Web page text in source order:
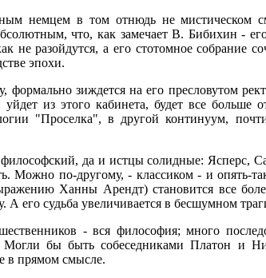
немцем в том отнюдь не мистическом
что, как замечает В. Бибихин -
не разойдутся, а его стотомное собрание
эпохи.
зиждется на его пресловутом
из этого кабинета, будет все больше
"Проселка", в другой континуум,
да и истцы солидные: Ясперс,
Можно по-другому, - классиком - и опять-
Ханны Арендт) становится все
А его судьба увеличивается в бесшумном
- вся философия; много
Могли бы быть собеседниками Платон и
в прямом смысле.